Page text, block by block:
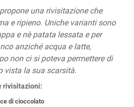
una rivisitazione che
e ripieno. Uniche varianti sono
e nè patata lessata e per
anziché acqua e latte,
non ci si poteva permettere di
vista la sua scarsità.
rivisitazioni:
di cioccolato